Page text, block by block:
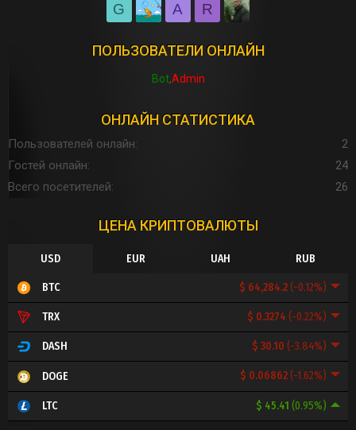
G
A R
ПОЛЬЗОВАТЕЛИ ОНЛАЙН
Bot Admin
ОНЛАЙН СТАТИСТИКА
Пользователей онлайн
2
Гостей онлайн
24
Всего посетителей
26
ЦЕНА КРИПТОВАЛЮТЫ
USD EUR UAH RUB
$ 64,284.2(-0.12%)
BTC
$ 0.3274 (-0.22%)
TRX
$ 30.10 (-3.84%)
DASH
$ 0.06862(-1.62%)
DOGE
$ 45.41 (0.95%)
LTC